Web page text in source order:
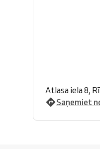
Atlasa iela 8,
Saņemiet